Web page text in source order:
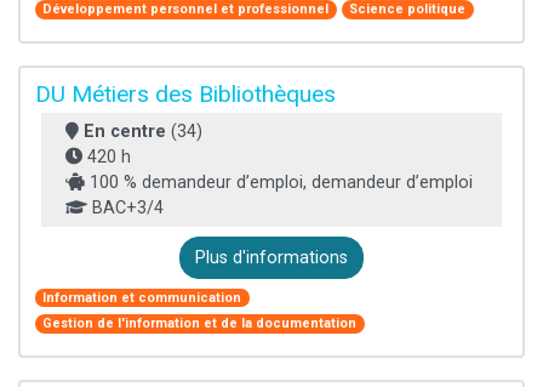
Développement personnel et professionnel Science politique
DU Métiers des Bibliothèques
En centre (34)
420 h
100 % demandeur d’emploi, demandeur d’emploi
BAC+3/4
Plus d'informations
Information et communication
Gestion de l'information et de la documentation